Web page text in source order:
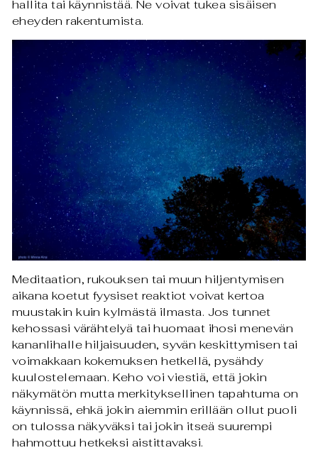
hallita tai käynnistää. Ne voivat tukea sisäisen
eheyden rakentumista.
Meditaation, rukouksen tai muun hiljentymisen
aikana koetut fyysiset reaktiot voivat kertoa
muustakin kuin kylmästä ilmasta. Jos tunnet
kehossasi värähtelyä tai huomaat ihosi menevän
kananlihalle hiljaisuuden, syvän keskittymisen tai
voimakkaan kokemuksen hetkellä, pysähdy
kuulostelemaan. Keho voi viestiä, että jokin
näkymätön mutta merkityksellinen tapahtuma on
käynnissä, ehkä jokin aiemmin erillään ollut puoli
on tulossa näkyväksi tai jokin itseä suurempi
hahmottuu hetkeksi aistittavaksi.